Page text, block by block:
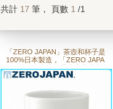
共計 17 筆， 頁數 1 /1
「ZERO JAPAN」茶壺和杯子是
100%日本製造，「ZERO JAPA
N」是日本最大的茶壺和茶具製
造商受到，世界各地高度的評價